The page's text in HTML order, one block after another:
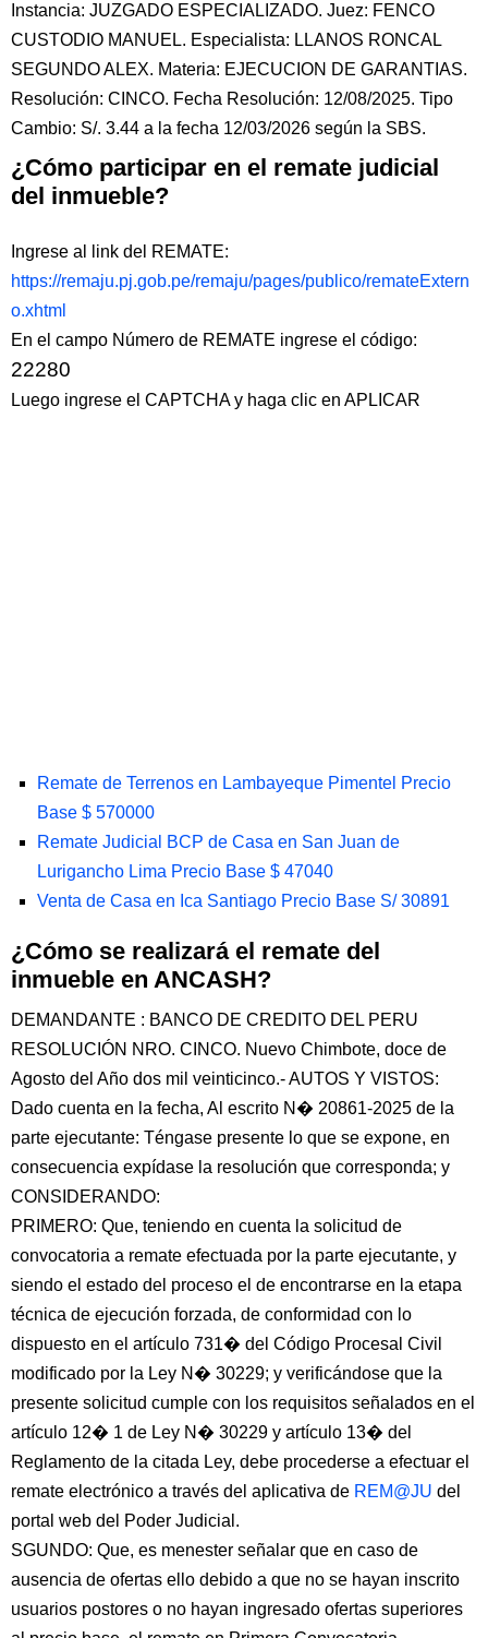
Instancia: JUZGADO ESPECIALIZADO. Juez: FENCO
CUSTODIO MANUEL. Especialista: LLANOS RONCAL
SEGUNDO ALEX. Materia: EJECUCION DE GARANTIAS.
Resolución: CINCO. Fecha Resolución: 12/08/2025. Tipo
Cambio: S/. 3.44 a la fecha 12/03/2026 según la SBS.
¿Cómo participar en el remate judicial
del inmueble?
Ingrese al link del REMATE:
https://remaju.pj.gob.pe/remaju/pages/publico/remateExtern
o.xhtml
En el campo Número de REMATE ingrese el código:
22280
Luego ingrese el CAPTCHA y haga clic en APLICAR
Remate de Terrenos en Lambayeque Pimentel Precio
Base $ 570000
Remate Judicial BCP de Casa en San Juan de
Lurigancho Lima Precio Base $ 47040
Venta de Casa en Ica Santiago Precio Base S/ 30891
¿Cómo se realizará el remate del
inmueble en ANCASH?
DEMANDANTE : BANCO DE CREDITO DEL PERU
RESOLUCIÓN NRO. CINCO. Nuevo Chimbote, doce de
Agosto del Año dos mil veinticinco.- AUTOS Y VISTOS:
Dado cuenta en la fecha, Al escrito N� 20861-2025 de la
parte ejecutante: Téngase presente lo que se expone, en
consecuencia expídase la resolución que corresponda; y
CONSIDERANDO:
PRIMERO: Que, teniendo en cuenta la solicitud de
convocatoria a remate efectuada por la parte ejecutante, y
siendo el estado del proceso el de encontrarse en la etapa
técnica de ejecución forzada, de conformidad con lo
dispuesto en el artículo 731� del Código Procesal Civil
modificado por la Ley N� 30229; y verificándose que la
presente solicitud cumple con los requisitos señalados en el
artículo 12� 1 de Ley N� 30229 y artículo 13� del
Reglamento de la citada Ley, debe procederse a efectuar el
remate electrónico a través del aplicativa de REM@JU del
portal web del Poder Judicial.
SGUNDO: Que, es menester señalar que en caso de
ausencia de ofertas ello debido a que no se hayan inscrito
usuarios postores o no hayan ingresado ofertas superiores